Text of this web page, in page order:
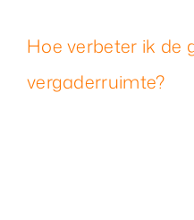
Hoe verbeter ik de
vergaderruimte?